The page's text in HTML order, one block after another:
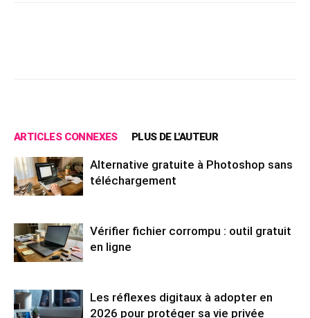
ARTICLES CONNEXES PLUS DE L'AUTEUR
Alternative gratuite à Photoshop sans
téléchargement
Vérifier fichier corrompu : outil gratuit
en ligne
Les réflexes digitaux à adopter en
2026 pour protéger sa vie privée